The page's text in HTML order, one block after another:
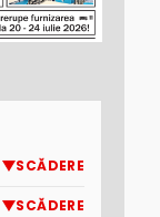
SCĂDERE
SCĂDERE